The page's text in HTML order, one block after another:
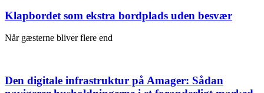
Klapbordet som ekstra bordplads uden besvær
Når gæsterne bliver flere end
Den digitale infrastruktur på Amager: Sådan